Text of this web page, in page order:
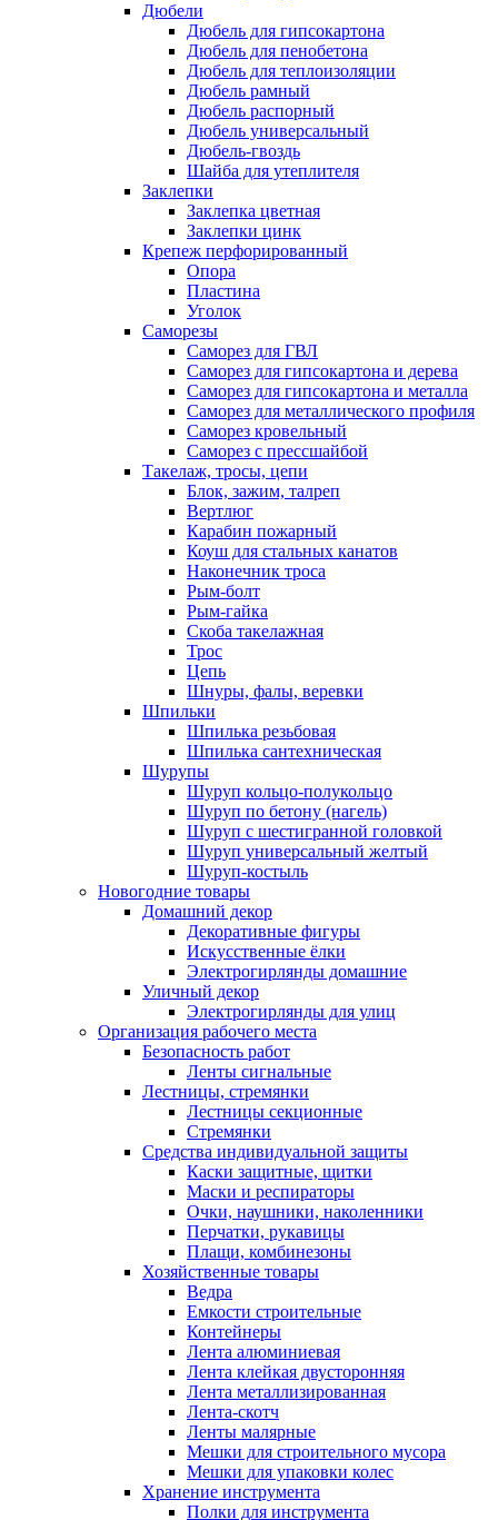
Дюбели
Дюбель для гипсокартона
Дюбель для пенобетона
Дюбель для теплоизоляции
Дюбель рамный
Дюбель распорный
Дюбель универсальный
Дюбель-гвоздь
Шайба для утеплителя
Заклепки
Заклепка цветная
Заклепки цинк
Крепеж перфорированный
Опора
Пластина
Уголок
Саморезы
Саморез для ГВЛ
Саморез для гипсокартона и дерева
Саморез для гипсокартона и металла
Саморез для металлического профиля
Саморез кровельный
Саморез с прессшайбой
Такелаж, тросы, цепи
Блок, зажим, талреп
Вертлюг
Карабин пожарный
Коуш для стальных канатов
Наконечник троса
Рым-болт
Рым-гайка
Скоба такелажная
Трос
Цепь
Шнуры, фалы, веревки
Шпильки
Шпилька резьбовая
Шпилька сантехническая
Шурупы
Шуруп кольцо-полукольцо
Шуруп по бетону (нагель)
Шуруп с шестигранной головкой
Шуруп универсальный желтый
Шуруп-костыль
Новогодние товары
Домашний декор
Декоративные фигуры
Искусственные ёлки
Электрогирлянды домашние
Уличный декор
Электрогирлянды для улиц
Организация рабочего места
Безопасность работ
Ленты сигнальные
Лестницы, стремянки
Лестницы секционные
Стремянки
Средства индивидуальной защиты
Каски защитные, щитки
Маски и респираторы
Очки, наушники, наколенники
Перчатки, рукавицы
Плащи, комбинезоны
Хозяйственные товары
Ведра
Емкости строительные
Контейнеры
Лента алюминиевая
Лента клейкая двусторонняя
Лента металлизированная
Лента-скотч
Ленты малярные
Мешки для строительного мусора
Мешки для упаковки колес
Хранение инструмента
Полки для инструмента